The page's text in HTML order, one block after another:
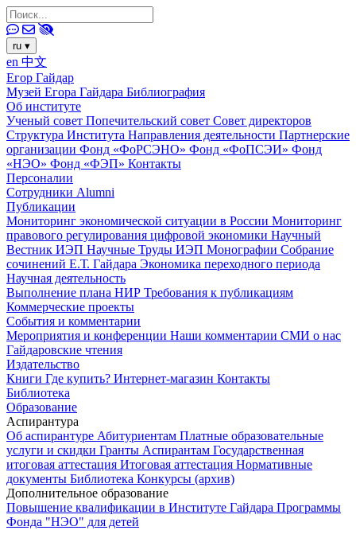
ru ▾
en 中文
Егор Гайдар
Музей Егора Гайдара Библиография
Об институте
Ученый совет Попечительский совет Совет директоров
Структура Института Направления деятельности Партнерские
организации Фонд «ФоРСЭНО» Фонд «ФоПСЭИ» Фонд
«НЭО» Фонд «ФЭП» Контакты
Персоналии
Сотрудники Alumni
Публикации
Мониторинг экономической ситуации в России Мониторинг
правового регулирования цифровой экономики Научный
Вестник ИЭП Научные Труды ИЭП Монографии Собрание
сочинений Е.Т. Гайдара Экономика переходного периода
Научная деятельность
Выполнение плана НИР Требования к публикациям
Коммерческие проекты
События и комментарии
Мероприятия и конференции Наши комментарии СМИ о нас
Гайдаровские чтения
Издательство
Книги Где купить? Интернет-магазин Контакты
Библиотека
Образование
Аспирантура
Об аспирантуре Абитуриентам Платные образовательные
услуги и скидки Гранты Аспирантам Государственная
итоговая аттестация Итоговая аттестация Нормативные
документы Библиотека Конкурсы (архив)
Дополнительное образование
Повышение квалификации в Институте Гайдара Программы
Фонда "НЭО" для детей